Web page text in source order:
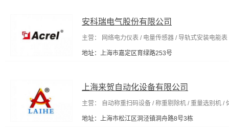
安科瑞电气股份有限公司
主营： 网络电力仪表 / 电量传感器 / 导轨式安装电能
地址：上海市嘉定区育绿路253号
上海来贺自动化设备有限公司
主营： 自动称重扫码设备 / 称重剔除机 / 重量选别机 /
地址：上海市松江区洞泾镇洞舟路8号3栋